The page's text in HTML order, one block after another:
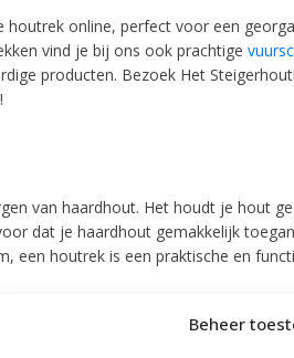
Beheer
houtrek online, perfect voor een
vind je bij ons ook prachtige
producten. Bezoek Het
van haardhout. Het houdt je hout
dat je haardhout gemakkelijk
een houtrek is een praktische en